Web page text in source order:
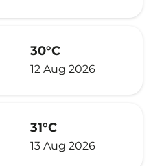
30°C
12 Aug 2026
31°C
13 Aug 2026